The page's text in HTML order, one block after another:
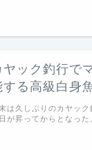
ヤック釣行で
する高級白身
は久しぶりのカヤッ
が昇ってからとなっ